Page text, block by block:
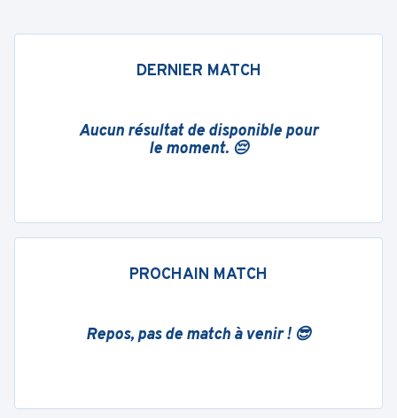
DERNIER MATCH
Aucun résultat de disponible pour
le moment. 😔
PROCHAIN MATCH
Repos, pas de match à venir ! 😎